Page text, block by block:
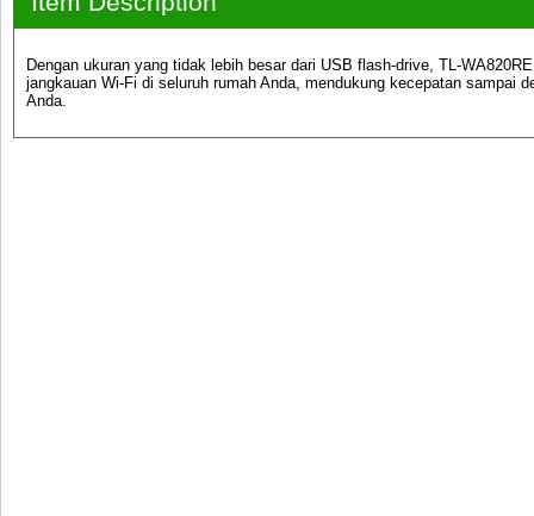
Dengan ukuran yang tidak lebih besar dari USB flash-drive, TL-
jangkauan Wi-Fi di seluruh rumah Anda, mendukung kecepatan sampai
Anda.